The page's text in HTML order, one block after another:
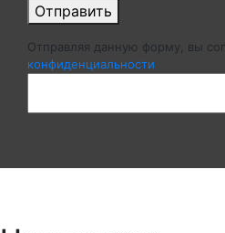
Отправить
Отправляя данную форму, вы
конфиденциальности